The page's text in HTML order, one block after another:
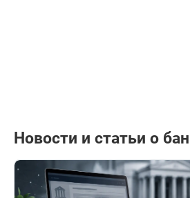
Новости и статьи о